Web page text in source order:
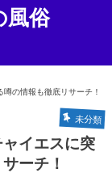
風俗
の情報も徹底リサーチ！
未分類
ャイエスに突
ーチ！